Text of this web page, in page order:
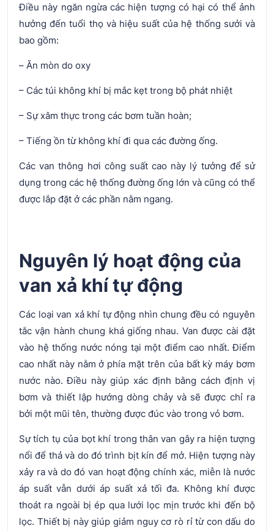
Điều này ngăn ngừa các hiện tượng có hại có thể ảnh
hưởng đến tuổi thọ và hiệu suất của hệ thống sưởi và
bao gồm:
– Ăn mòn do oxy
– Các túi không khí bị mắc kẹt trong bộ phát nhiệt
– Sự xâm thực trong các bơm tuần hoàn;
– Tiếng ồn từ không khí đi qua các đường ống.
Các van thông hơi công suất cao này lý tưởng để sử
dụng trong các hệ thống đường ống lớn và cũng có thể
được lắp đặt ở các phần nằm ngang.
Nguyên lý hoạt động của
van xả khí tự động
Các loại van xả khí tự động nhìn chung đều có nguyên
tắc vận hành chung khá giống nhau. Van được cài đặt
vào hệ thống nước nóng tại một điểm cao nhất. Điểm
cao nhất này nằm ở phía mặt trên của bất kỳ máy bơm
nước nào. Điều này giúp xác định bằng cách định vị
bơm và thiết lập hướng dòng chảy và sẽ được chỉ ra
bởi một mũi tên, thường được đúc vào trong vỏ bơm.
Sự tích tụ của bọt khí trong thân van gây ra hiện tượng
nổi để thả và do đó trình bịt kín để mở. Hiện tượng này
xảy ra và do đó van hoạt động chính xác, miễn là nước
áp suất vẫn dưới áp suất xả tối đa. Không khí được
thoát ra ngoài bị ép qua lưới lọc mịn trước khi đến bộ
lọc. Thiết bị này giúp giảm nguy cơ rò rỉ từ con dấu do